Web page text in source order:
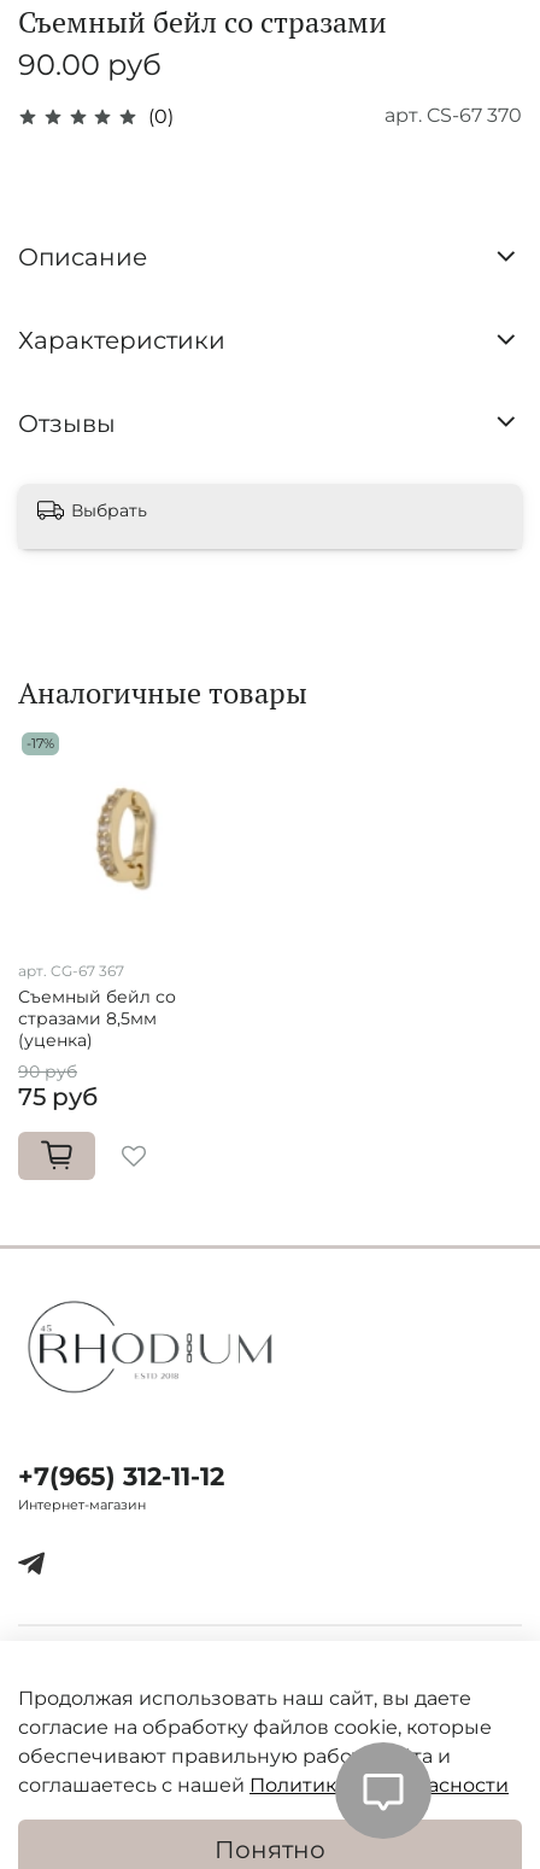
(0) арт. CS-67 370
Съемный бейл со стразами
90.00 руб
Описание
Характеристики
Отзывы
Выбрать
Аналогичные товары
-17%
арт. CG-67 367
Съемный бейл со
стразами 8,5мм
(уценка)
90 руб
75 руб
+7(965) 312-11-12
Интернет-магазин
Продолжая использовать наш сайт, вы даете
согласие на обработку файлов cookie, которые
обеспечивают правильную работу сайта и
соглашаетесь с нашей Политикой безопасности
Понятно